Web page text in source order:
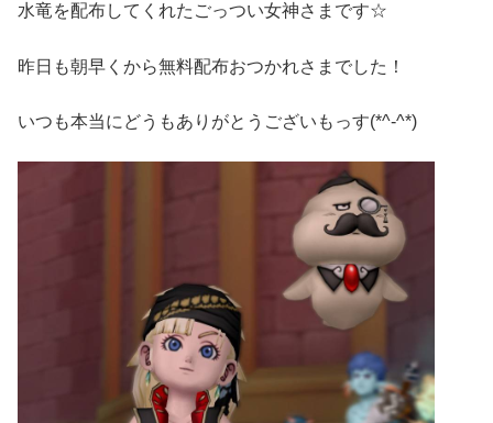
水竜を配布してくれたごっつい女神さまです☆
昨日も朝早くから無料配布おつかれさまでした！
いつも本当にどうもありがとうございもっす(*^-^*)ゞ